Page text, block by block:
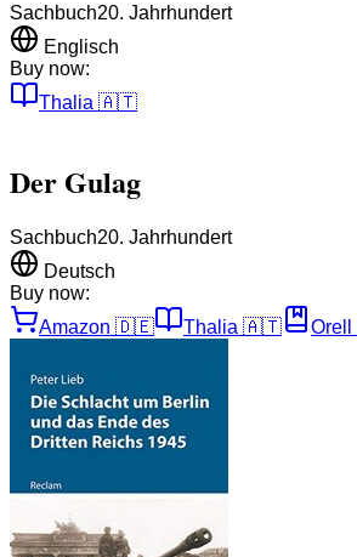
Sachbuch20. Jahrhundert
Englisch
Buy now:
Thalia 🇦🇹
Der Gulag
Sachbuch20. Jahrhundert
Deutsch
Buy now:
Amazon 🇩🇪 Thalia 🇦🇹 Orell